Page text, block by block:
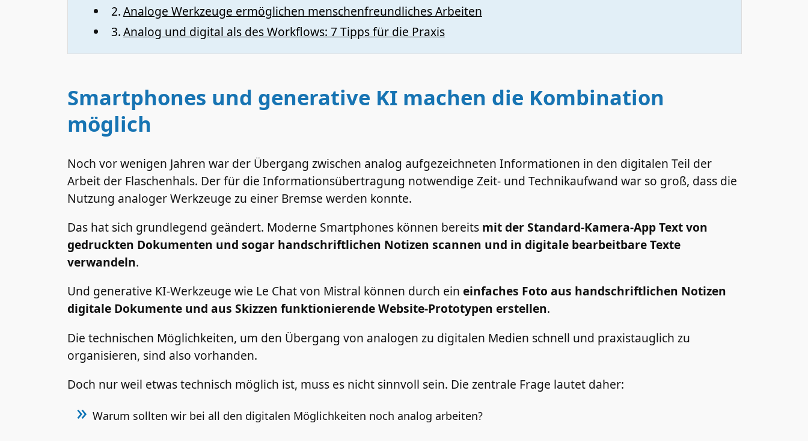
Analoge Werkzeuge ermöglichen menschenfreundliches Arbeiten
Analog und digital als des Workflows: 7 Tipps für die Praxis
Smartphones und generative KI machen die Kombination
möglich
Noch vor wenigen Jahren war der Übergang zwischen analog aufgezeichneten Informationen in den digitalen Teil der
Arbeit der Flaschenhals. Der für die Informationsübertragung notwendige Zeit- und Technikaufwand war so groß, dass die
Nutzung analoger Werkzeuge zu einer Bremse werden konnte.
Das hat sich grundlegend geändert. Moderne Smartphones können bereits mit der Standard-Kamera-App Text von
gedruckten Dokumenten und sogar handschriftlichen Notizen scannen und in digitale bearbeitbare Texte
verwandeln.
Und generative KI-Werkzeuge wie Le Chat von Mistral können durch ein einfaches Foto aus handschriftlichen Notizen
digitale Dokumente und aus Skizzen funktionierende Website-Prototypen erstellen.
Die technischen Möglichkeiten, um den Übergang von analogen zu digitalen Medien schnell und praxistauglich zu
organisieren, sind also vorhanden.
Doch nur weil etwas technisch möglich ist, muss es nicht sinnvoll sein. Die zentrale Frage lautet daher:
Warum sollten wir bei all den digitalen Möglichkeiten noch analog arbeiten?